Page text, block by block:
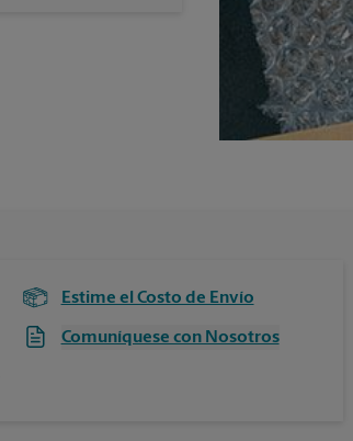
Estime el Costo de Envío
Comuníquese con Nosotros